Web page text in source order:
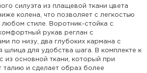
силуэта из плащевой ткани цвета
колена, что позволяет с легкостью
любом стиле. Воротник-стойка с
рукав реглан с
по низу, два глубоких кармана с
шлица для удобства шага. В комплекте к
из основной ткани, который при
талию и сделает образ более